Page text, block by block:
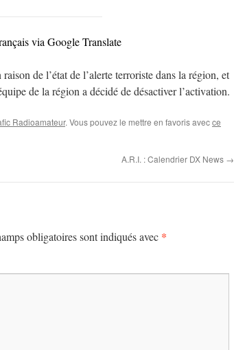
via Google Translate
de l’état de l’alerte terroriste dans la région, et
de la région a décidé de désactiver l’activation.
Radioamateur. Vous pouvez le mettre en favoris avecce
A.R.I. : Calendrier DX News →
obligatoires sont indiqués avec *